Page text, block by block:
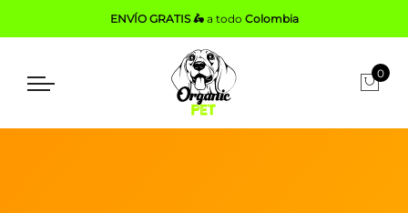
ENVÍO GRATIS 🛵a todo Colombia
0